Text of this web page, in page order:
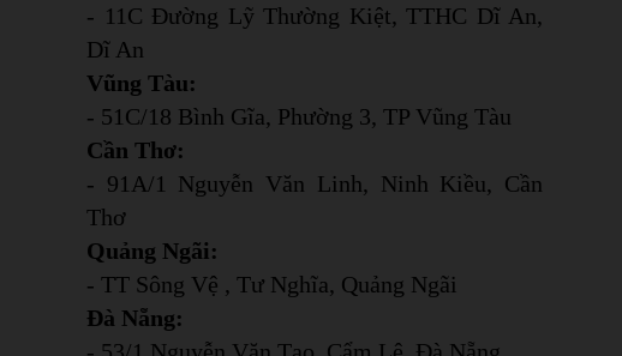
- 11C Đường Lỹ Thường Kiệt, TTHC Dĩ An,
Dĩ An
Vũng Tàu:
- 51C/18 Bình Gĩa, Phường 3, TP Vũng Tàu
Cần Thơ:
- 91A/1 Nguyễn Văn Linh, Ninh Kiều, Cần
Thơ
Quảng Ngãi:
- TT Sông Vệ , Tư Nghĩa, Quảng Ngãi
Đà Nẵng: